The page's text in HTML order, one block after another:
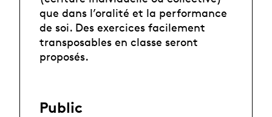
que dans l’oralité et la performance
de soi. Des exercices facilement
transposables en classe seront
proposés.
Public